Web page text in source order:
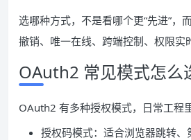
选哪种方式，不是看哪个更“先进”，
撤销、唯一在线、跨端控制、权限实
OAuth2 常见模式怎么
OAuth2 有多种授权模式，日常工程
授权码模式：适合浏览器跳转